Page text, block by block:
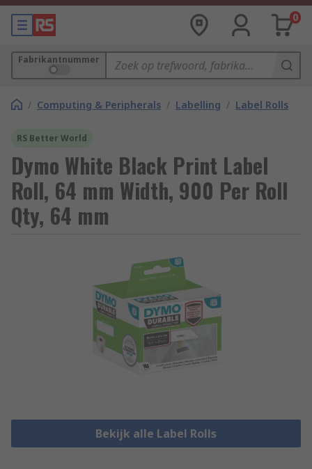
0
Fabrikantnummer
/ Computing & Peripherals / Labelling / Label Rolls
RS Better World
Dymo White Black Print Label
Roll, 64 mm Width, 900 Per Roll
Qty, 64 mm
Bekijk alle Label Rolls